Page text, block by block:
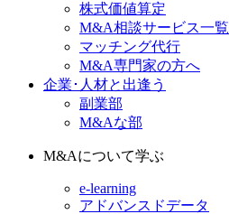
株式価値算定
M&A相談サービス一覧
マッチング代行
M&A専門家の方へ
企業･人材と出逢う
副業部
M&Aな部
M&Aについて学ぶ
e-learning
アドバンスドデータ